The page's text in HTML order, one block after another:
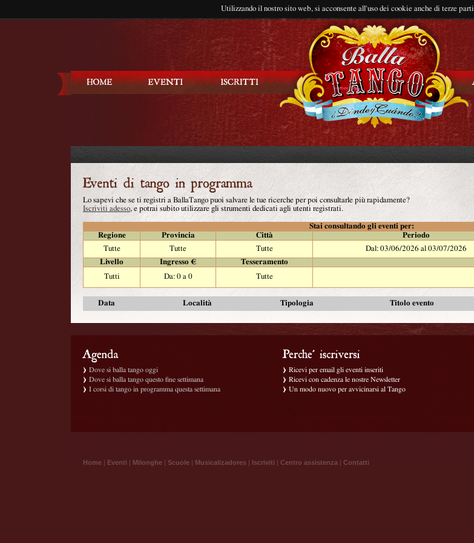
Utilizzando il nostro sito web, si acconsente all'uso dei cookie anche di terze parti
Lo sapevi che se ti registri a BallaTango puoi salvare le tue ricerche per poi consultarle più rapidamente?
Iscriviti adesso, e potrai subito utilizzare gli strumenti dedicati agli utenti registrati.
Stai consultando gli eventi per:
Regione
Provincia Città Periodo
Tutte
Tutte Tutte Dal: 03/06/2026 al 03/07/2026
Livello
Ingresso €
Tesseramento
Tutti
Da: 0 a 0 Tutte
Data Località Tipologia Titolo evento
Dove si balla tango oggi
Dove si balla tango questo fine settimana
I corsi di tango in programma questa settimana
Ricevi per email gli eventi inseriti
Ricevi con cadenza le nostre Newsletter
Un modo nuovo per avvicinarsi al Tango
Home | Eventi | Milonghe | Scuole | Musicalizadores | Iscriviti | Centro assistenza | Contatti